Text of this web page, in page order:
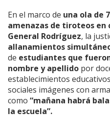
En el marco de una ola de
amenazas de tiroteos en
General Rodríguez, la
allanamientos
de estudiantes que
nombre y apellido por
establecimientos
sociales imágenes con
como “mañana habrá
la escuela”.